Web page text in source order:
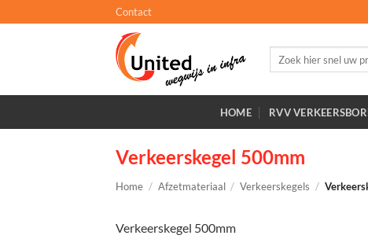
naar
Contact
HOME RVV
Verkeerskegel 500mm
Home / Afzetmateriaal / Verkeerskegels /
Verkeerskegel 500mm